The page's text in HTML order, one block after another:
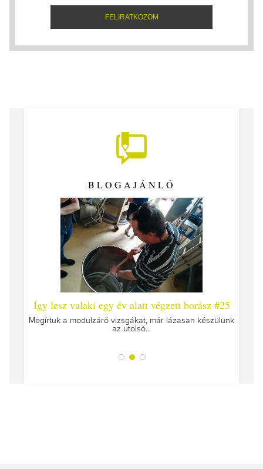
BLOGAJÁNLÓ
Így lesz valaki egy év alatt végzett borász #25
Megírtuk a modulzáró vizsgákat, már lázasan készülünk
az utolsó...